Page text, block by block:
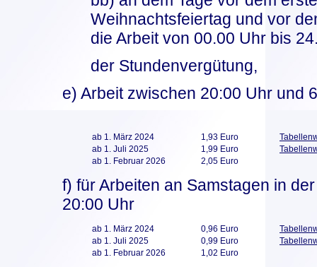
Weihnachtsfeiertag und vor
die Arbeit von 00.00 Uhr bis
der Stundenvergütung,
e) Arbeit zwischen 20:00 Uhr und
ab 1. März 2024 1,93 Euro
ab 1. Juli 2025
1,99 Euro
ab 1. Februar 2026
2,05 Euro
f) für Arbeiten an Samstagen in
20:00 Uhr
ab 1. März 2024 0,96 Euro
ab 1. Juli 2025
0,99 Euro
ab 1. Februar 2026
1,02 Euro